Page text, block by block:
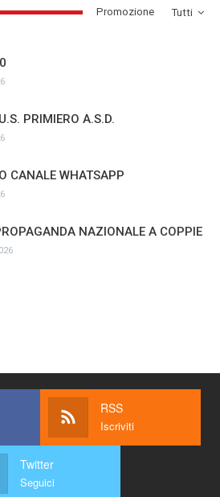
Tutti
­Promozione
PRIMIERO A.S.D.
CANALE WHATSAPP
NAZIONALE A COPPIE
RSS
Iscriviti
Twitter
Seguici